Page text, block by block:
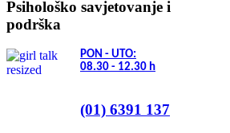
Psihološko savjetovanje i
podrška
PON - UTO:
08.30 - 12.30 h
(01) 6391 137